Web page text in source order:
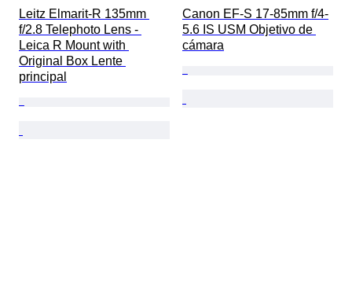
Leitz Elmarit-R 135mm
f/2.8 Telephoto Lens -
Leica R Mount with
Original Box Lente
principal
Canon EF-S 17-85mm f/4-
5.6 IS USM Objetivo de
cámara